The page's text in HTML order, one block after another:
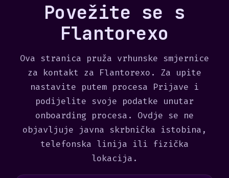
Povežite se s
Flantorexo
Ova stranica pruža vrhunske smjernice
za kontakt za Flantorexo. Za upite
nastavite putem procesa Prijave i
podijelite svoje podatke unutar
onboarding procesa. Ovdje se ne
objavljuje javna skrbnička istobina,
telefonska linija ili fizička
lokacija.